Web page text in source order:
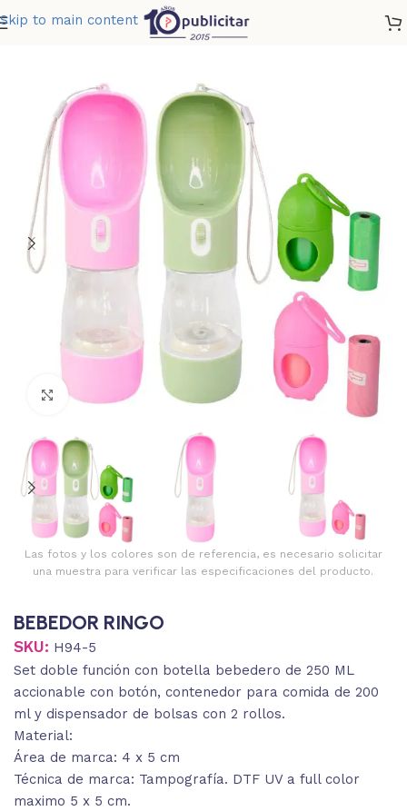
Skip to main content
BEBEDOR RINGO
Clic para ampliar
Las fotos y los colores son de referencia, es necesario solicitar
una muestra para verificar las especificaciones del producto.
BEBEDOR RINGO
SKU: H94-5
Set doble función con botella bebedero de 250 ML
accionable con botón, contenedor para comida de 200
ml y dispensador de bolsas con 2 rollos.
Material:
Área de marca: 4 x 5 cm
Técnica de marca: Tampografía. DTF UV a full color
maximo 5 x 5 cm.